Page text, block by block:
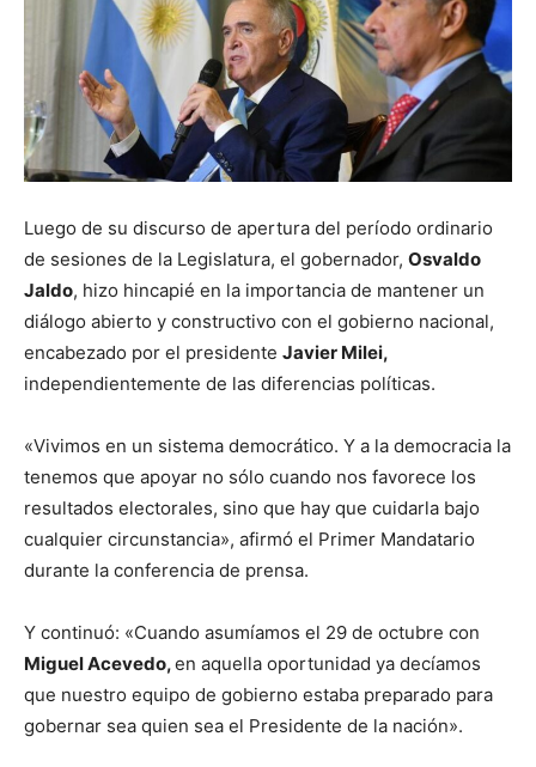
Luego de su discurso de apertura del período ordinario
de sesiones de la Legislatura, el gobernador, Osvaldo
Jaldo, hizo hincapié en la importancia de mantener un
diálogo abierto y constructivo con el gobierno nacional,
encabezado por el presidente Javier Milei,
independientemente de las diferencias políticas.
«Vivimos en un sistema democrático. Y a la democracia la
tenemos que apoyar no sólo cuando nos favorece los
resultados electorales, sino que hay que cuidarla bajo
cualquier circunstancia», afirmó el Primer Mandatario
durante la conferencia de prensa.
Y continuó: «Cuando asumíamos el 29 de octubre con
Miguel Acevedo,en aquella oportunidad ya decíamos
que nuestro equipo de gobierno estaba preparado para
gobernar sea quien sea el Presidente de la nación».